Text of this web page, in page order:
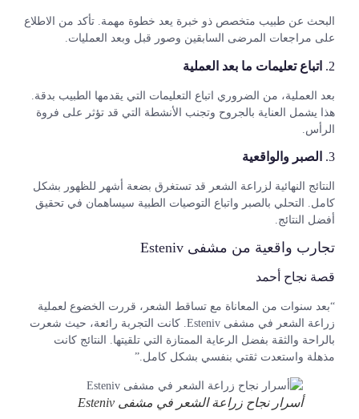
البحث عن طبيب متخصص ذو خبرة يعد خطوة مهمة. تأكد من الاطلاع
على مراجعات المرضى السابقين وصور قبل وبعد العمليات.
2. اتباع تعليمات ما بعد العملية
بعد العملية، من الضروري اتباع التعليمات التي يقدمها الطبيب بدقة.
هذا يشمل العناية بالجروح وتجنب الأنشطة التي قد تؤثر على فروة
الرأس.
3. الصبر والواقعية
النتائج النهائية لزراعة الشعر قد تستغرق بضعة أشهر للظهور بشكل
كامل. التحلي بالصبر واتباع التوصيات الطبية سيساهمان في تحقيق
أفضل النتائج.
تجارب واقعية من مشفى Esteniv
قصة نجاح أحمد
“بعد سنوات من المعاناة مع تساقط الشعر، قررت الخضوع لعملية
زراعة الشعر في مشفى Esteniv. كانت التجربة رائعة، حيث شعرت
بالراحة والثقة بفضل الرعاية الممتازة التي تلقيتها. النتائج كانت
مذهلة واستعدت ثقتي بنفسي بشكل كامل.”
أسرار نجاح زراعة الشعر في مشفى Esteniv